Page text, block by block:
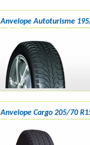
Anvelope Autoturisme
Anvelope Cargo 205/70